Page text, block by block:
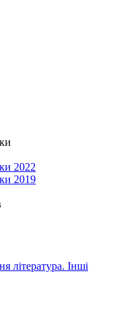
2022
2019
література. Інші